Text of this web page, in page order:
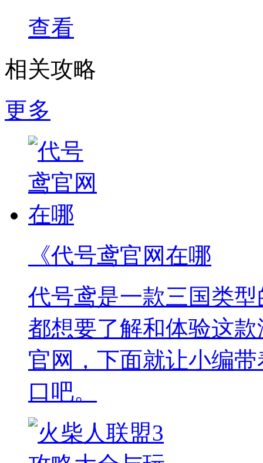
查看
相关攻略
更多
《代号鸢官网在哪
代号鸢是一款三国类
都想要了解和体验这
官网，下面就让小编
口吧。